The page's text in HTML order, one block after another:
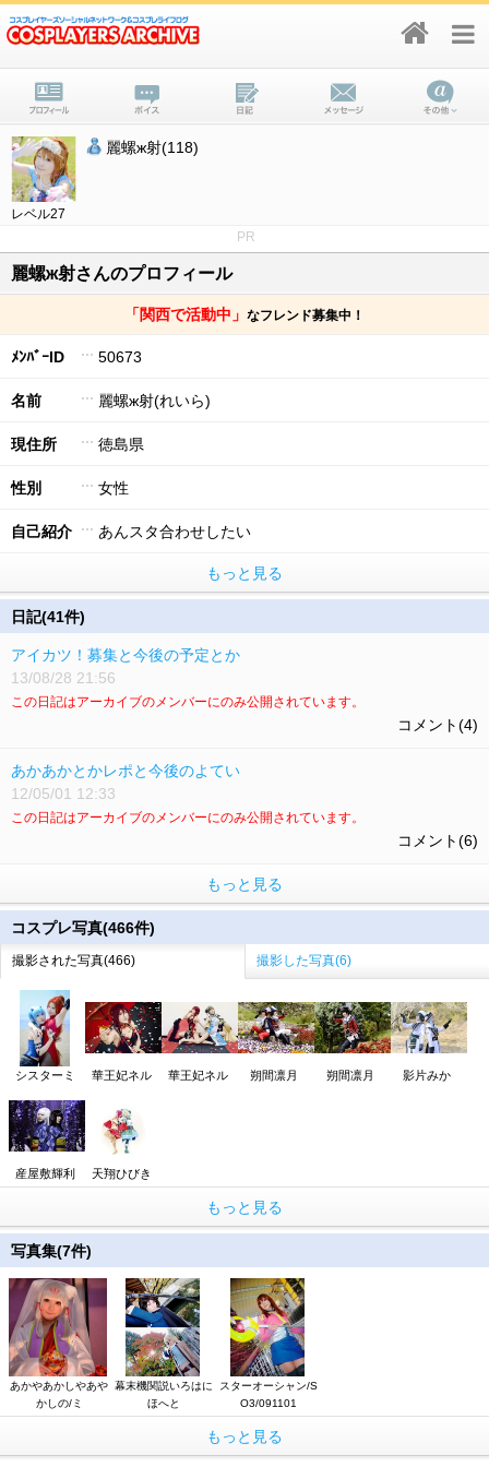
レベル27
麗螺ж射(118)
PR
麗螺ж射さんのプロフィール
「関西で活動中」 なフレンド募集中！
ﾒﾝﾊﾞｰID 50673
名前 麗螺ж射(れいら)
現住所 徳島県
性別 女性
自己紹介 あんスタ合わせしたい
もっと見る
日記(41件)
アイカツ！募集と今後の予定とか
13/08/28 21:56
この日記はアーカイブのメンバーにのみ公開されています。
コメント(4)
あかあかとかレポと今後のよてい
12/05/01 12:33
この日記はアーカイブのメンバーにのみ公開されています。
コメント(6)
もっと見る
コスプレ写真(466件)
撮影された写真(466) 撮影した写真(6)
シスターミ 華王妃ネル 華王妃ネル 朔間凛月 朔間凛月 影片みか
産屋敷輝利 天翔ひびき
もっと見る
写真集(7件)
あかやあかしやあや
かしの/ミ
幕末機関説いろはに
ほへと
スターオーシャン/S
O3/091101
もっと見る